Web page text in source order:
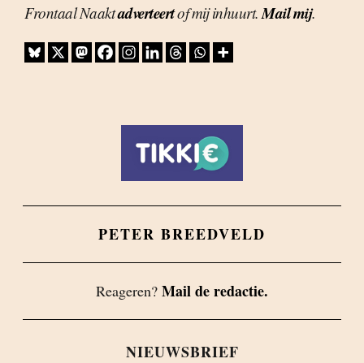
Frontaal Naaktadverteertof mij inhuurt. Mail mij.
PETER BREEDVELD
Reageren? Mail de redactie.
NIEUWSBRIEF